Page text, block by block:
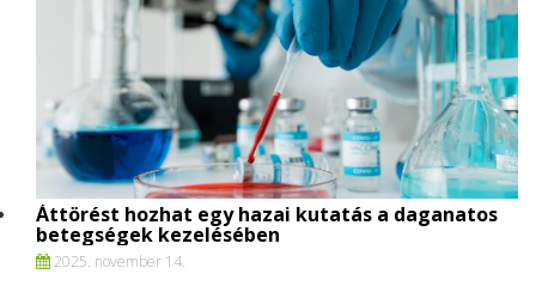
Áttörést hozhat egy hazai kutatás a daganatos
betegségek kezelésében
2025. november 14.